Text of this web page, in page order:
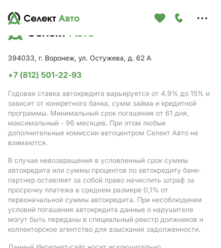
394033, г. Воронеж, ул. Остужева, д. 62 А
+7 (812) 501-22-93
Годовая ставка автокредита варьируется от 4.9% до 15% и
зависит от конкретного банка, сумм займа и кредитной
программы. Минимальный срок погашения от 61 дня,
максимальный - 96 месяцев. При этом любые
дополнительные комиссии автоцентром Селект Авто не
взимаются.
В случае невозвращения в условленный срок суммы
автокредита или суммы процентов по автокредиту банк-
партнер оставляет за собой право начислить штраф за
просрочку платежа в среднем размере 0,1% от
первоначальной суммы автокредита. При несоблюдении
условий погашения автокредита данные о нарушителе
могут быть переданы в специальный реестр должников и
коллекторское агентство для взыскания задолженности.